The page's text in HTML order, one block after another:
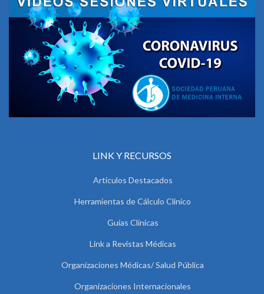
LINK Y RECURSOS
Artículos Destacados
Herramientas de Cálculo Clínico
Guías Clínicas
Link a Revistas Médicas
Organizaciones Médicas/ Salud Pública
Organizaciones Internacionales